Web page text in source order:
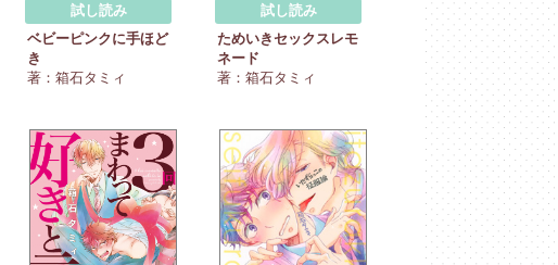
試し読み
ベビーピンクに手ほど
き
著：箱石タミィ
試し読み
ためいきセックスレモ
ネード
著：箱石タミィ